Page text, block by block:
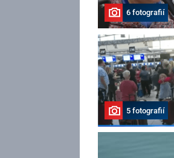
6 fotografií
5 fotografií